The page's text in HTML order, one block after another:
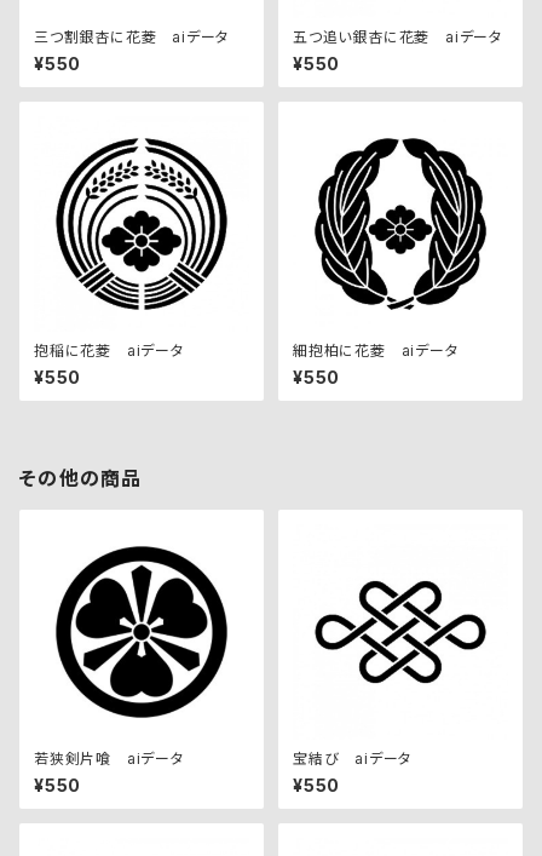
三つ割銀杏に花菱 aiデータ
¥550
五つ追い銀杏に花菱 aiデータ
¥550
抱稲に花菱 aiデータ
¥550
細抱柏に花菱 aiデータ
¥550
その他の商品
若狭剣片喰 aiデータ
¥550
宝結び aiデータ
¥550